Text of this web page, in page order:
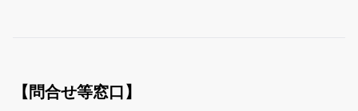
【問合せ等窓口】